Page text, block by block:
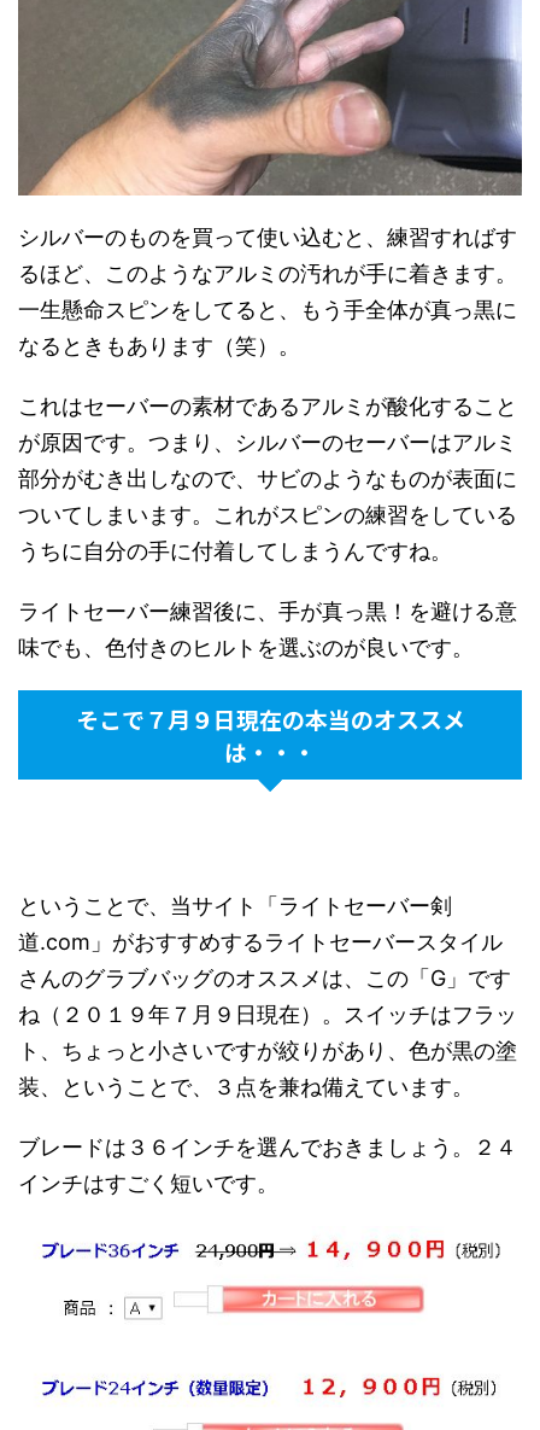
シルバーのものを買って使い込むと、練習すればす
るほど、このようなアルミの汚れが手に着きます。
一生懸命スピンをしてると、もう手全体が真っ黒に
なるときもあります（笑）。
これはセーバーの素材であるアルミが酸化すること
が原因です。つまり、シルバーのセーバーはアルミ
部分がむき出しなので、サビのようなものが表面に
ついてしまいます。これがスピンの練習をしている
うちに自分の手に付着してしまうんですね。
ライトセーバー練習後に、手が真っ黒！を避ける意
味でも、色付きのヒルトを選ぶのが良いです。
そこで７月９日現在の本当のオススメ
は・・・
ということで、当サイト「ライトセーバー剣
道.com」がおすすめするライトセーバースタイル
さんのグラブバッグのオススメは、この「G」です
ね（２０１９年７月９日現在）。スイッチはフラッ
ト、ちょっと小さいですが絞りがあり、色が黒の塗
装、ということで、３点を兼ね備えています。
ブレードは３６インチを選んでおきましょう。２４
インチはすごく短いです。